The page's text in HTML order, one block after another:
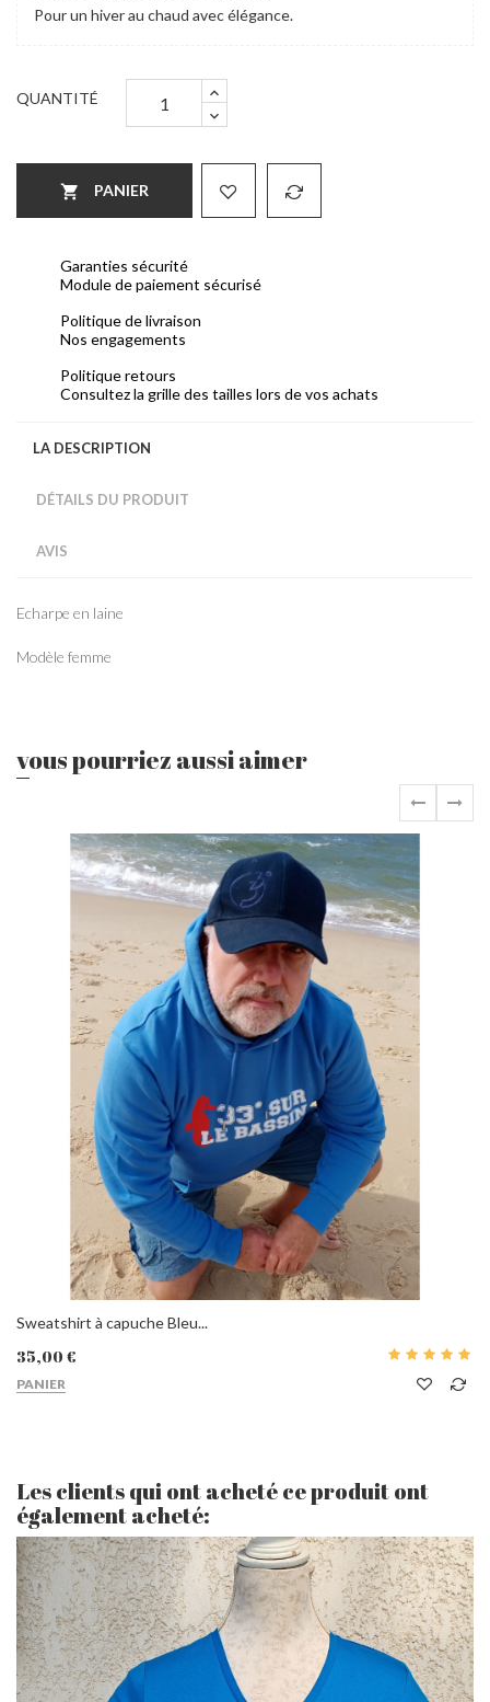
Pour un hiver au chaud avec élégance.
QUANTITÉ
 PANIER
Garanties sécurité
Module de paiement sécurisé
Politique de livraison
Nos engagements
Politique retours
Consultez la grille des tailles lors de vos achats
LA DESCRIPTION
DÉTAILS DU PRODUIT
AVIS
Echarpe en laine
Modèle femme
vous pourriez aussi aimer
Sweatshirt à capuche Bleu...
35,00 €
PANIER
‹
Les clients qui ont acheté ce produit ont
également acheté: